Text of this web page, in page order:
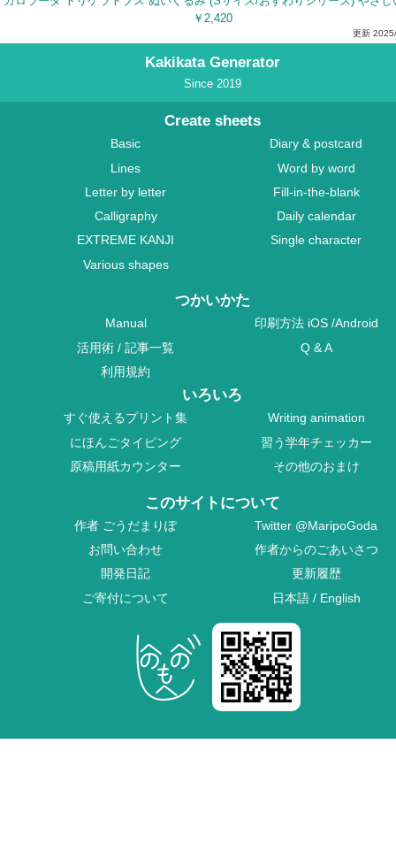
￥2,420
更新
Kakikata Generator
Since 2019
Create sheets
Basic
Diary & postcard
Lines
Word by word
Letter by letter
Fill-in-the-blank
Calligraphy
Daily calendar
EXTREME KANJI
Single character
Various shapes
つかいかた
Manual 印刷方法 iOS /Android
活用術 /記事一覧
Q & A
利用規約
いろいろ
すぐ使えるプリント集
Writing animation
にほんごタイピング
習う学年チェッカー
原稿用紙カウンター
その他のおまけ
このサイトについて
作者 ごうだまりぽ Twitter @MaripoGoda
お問い合わせ
作者からのごあいさつ
開発日記
更新履歴
ご寄付について
日本語 / English